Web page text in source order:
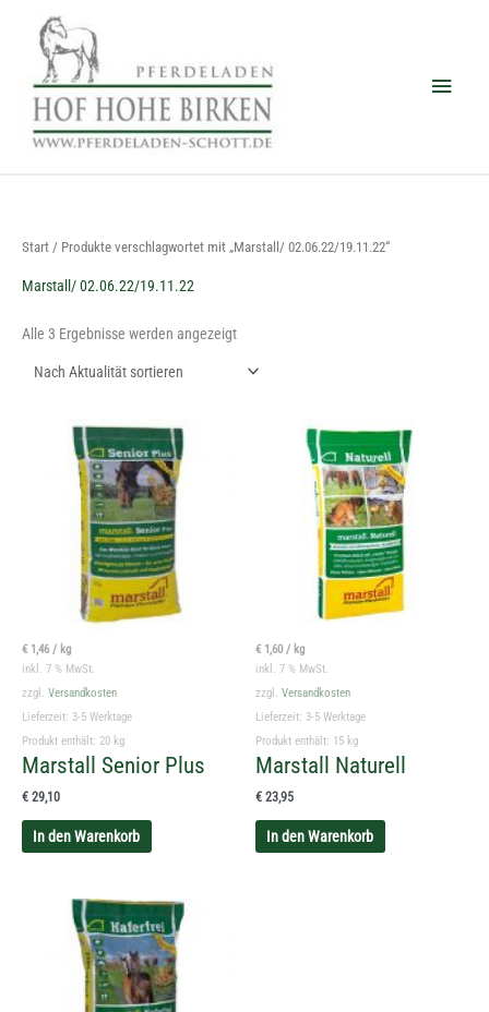
springen
Start / Produkte verschlagwortet mit „Marstall/ 02.06.22/19.11.22“
Marstall/ 02.06.22/19.11.22
Alle 3 Ergebnisse werden angezeigt
Nach
Aktualität
€ 1,46/ kg
inkl. 7 % MwSt.
zzgl. Versandkosten
Lieferzeit: 3-5 Werktage
Produkt enthält: 20 kg
Marstall Senior Plus
€ 29,10
In den Warenkorb
€ 1,60 / kg
inkl. 7 % MwSt.
zzgl. Versandkosten
Lieferzeit: 3-5 Werktage
Produkt enthält: 15 kg
Marstall Naturell
€ 23,95
In den Warenkorb